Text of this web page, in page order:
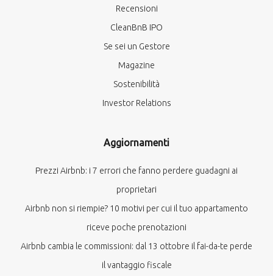
Recensioni
CleanBnB IPO
Se sei un Gestore
Magazine
Sostenibilità
Investor Relations
Aggiornamenti
Prezzi Airbnb: i 7 errori che fanno perdere guadagni ai
proprietari
Airbnb non si riempie? 10 motivi per cui il tuo appartamento
riceve poche prenotazioni
Airbnb cambia le commissioni: dal 13 ottobre il fai-da-te perde
il vantaggio fiscale